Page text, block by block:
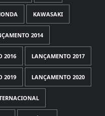
KAWASAKI
2014
2016 LANÇAMENTO 2017
2019 LANÇAMENTO 2020